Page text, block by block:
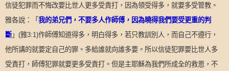
信徒犯罪而不悔改要比世人更多受責打，因為領受得多，就要多受管教。
雅各說：
「我的弟兄們，不要多人作師傅，因為曉得我們要受更重的判
斷」 (雅3:1)作師傅知道得多，明白得多，若只教訓別人，而自己不遵行，
他所講的就要定自己的罪。多給誰就向誰多要。所以信徒犯罪要比世人多
受責打，師傅犯罪就要更多受責打。但是主耶穌為我們所成全的救恩，不